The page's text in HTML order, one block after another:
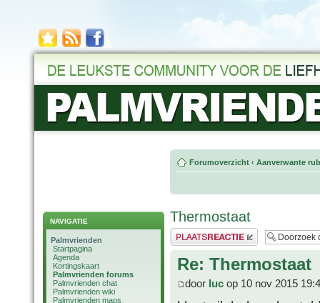
NAVIGATIE
Palmvrienden
Startpagina
Agenda
Kortingskaart
Palmvrienden forums
Palmvrienden chat
Palmvrienden wiki
Palmvrienden maps
Forumoverzicht ‹ Aanverwante
Thermostaat
Plaats een reactie
Re: Thermostaat
door luc op 10 nov 2015